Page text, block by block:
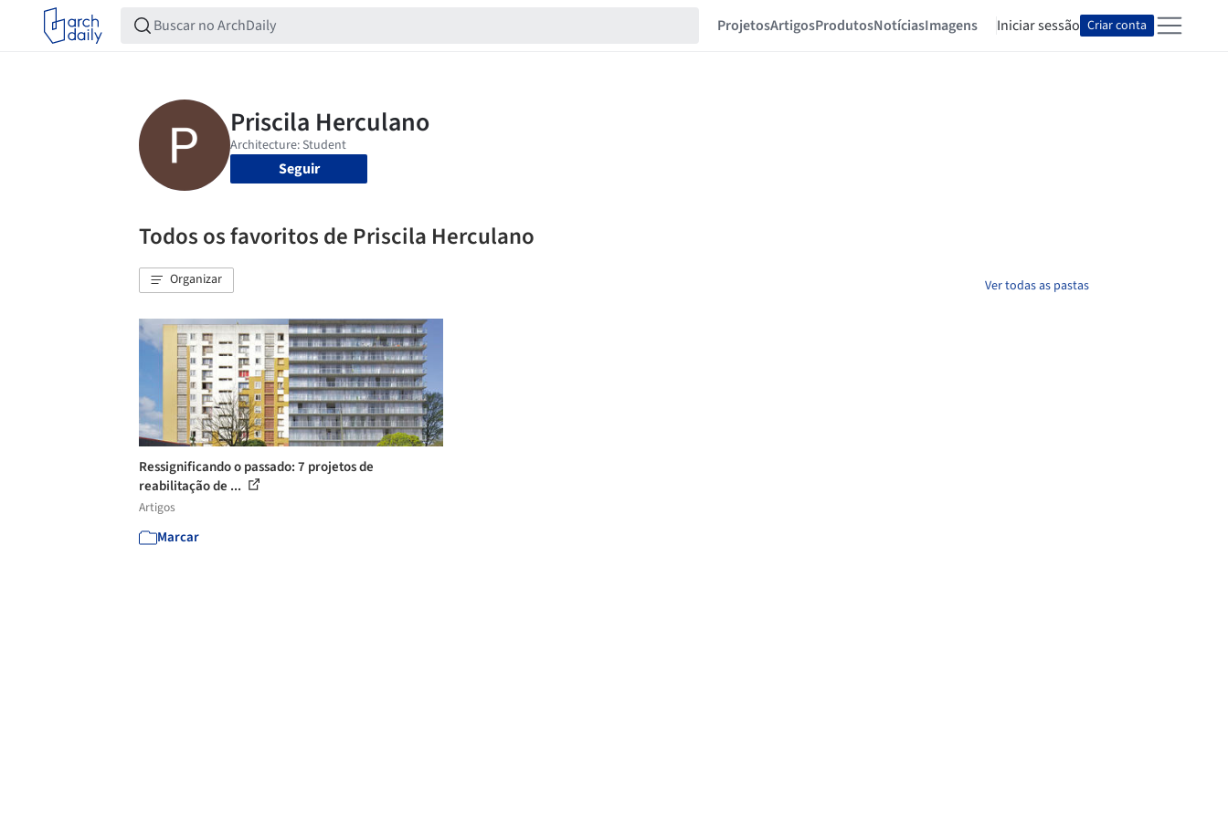
ProjetosArtigosProdutosNotíciasImagens Iniciar sessão Criar conta
Seguir
Todos os favoritos de Priscila Herculano
Organizar Ver todas as pastas
Ressignificando o passado: 7 projetos de
reabilitação de ...
Artigos
Marcar